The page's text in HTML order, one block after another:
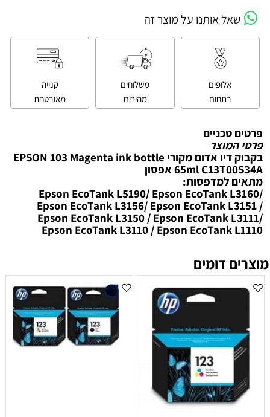
שאל אותנו על מוצר זה
אלופים
בתחום
משלוחים
מהירים
קנייה
מאובטחת
פרטים טכניים
פרטי המוצר
בקבוק דיו אדום מקורי EPSON 103 Magenta ink bottle
65ml C13T00S34A אפסון
מתאים למדפסות:
Epson EcoTank L5190/ Epson EcoTank L3160/
Epson EcoTank L3156/ Epson EcoTank L3151 /
Epson EcoTank L3150 / Epson EcoTank L3111/
Epson EcoTank L3110 / Epson EcoTank L1110
מוצרים דומים